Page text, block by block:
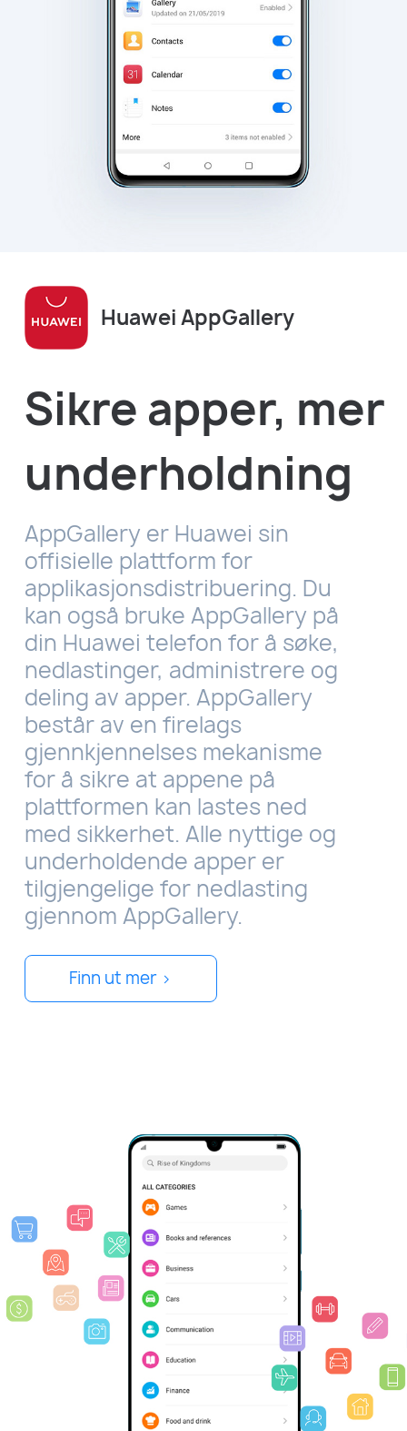
Huawei AppGallery
Sikre apper, mer
underholdning
AppGallery er Huawei sin
offisielle plattform for
applikasjonsdistribuering. Du
kan også bruke AppGallery på
din Huawei telefon for å søke,
nedlastinger, administrere og
deling av apper. AppGallery
består av en firelags
gjennkjennelses mekanisme
for å sikre at appene på
plattformen kan lastes ned
med sikkerhet. Alle nyttige og
underholdende apper er
tilgjengelige for nedlasting
gjennom AppGallery.
Finn ut mer >